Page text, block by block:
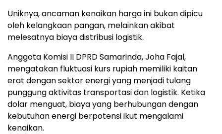
Uniknya, ancaman kenaikan harga ini bukan dipicu
oleh kelangkaan pangan, melainkan akibat
melesatnya biaya distribusi logistik.
Anggota Komisi II DPRD Samarinda, Joha Fajal,
mengatakan fluktuasi kurs rupiah memiliki kaitan
erat dengan sektor energi yang menjadi tulang
punggung aktivitas transportasi dan logistik. Ketika
dolar menguat, biaya yang berhubungan dengan
kebutuhan energi berpotensi ikut mengalami
kenaikan.